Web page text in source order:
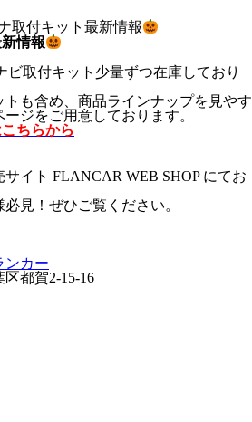
取付キット最新情報
情報
ビ取付キット少量ずつ在庫しており
も含め、商品ラインナップを見やす
ジをご用意しております。
ちらから
イト FLANCAR WEB SHOP にてお
見！ぜひご覧ください。
ンカー
都賀2-15-16